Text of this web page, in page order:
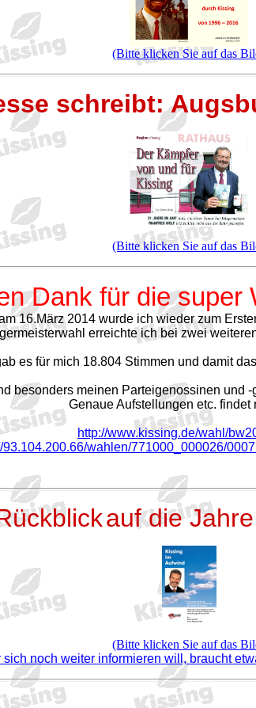
(Bitte klicken Sie auf das
schreibt:
(Bitte klicken Sie auf das
Dank für die super
16.März 2014 wurde ich wieder zum
erreichte ich bei zwei
es für mich 18.804 Stimmen und damit
besonders meinen Parteigenossinen und
Genaue Aufstellungen etc. findet
http://www.kissing.de/wahl/
93.104.200.66/wahlen/771000_000026/
auf die
(Bitte klicken Sie auf das
sich noch weiter informieren will, braucht